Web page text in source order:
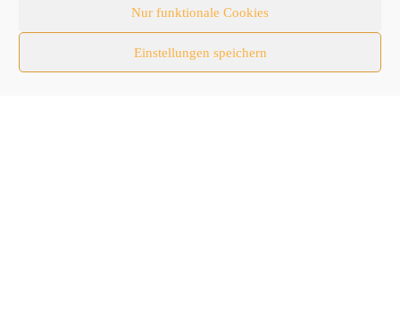
Nur funktionale Cookies
Einstellungen speichern
Nutzfahrzeuge
RATL 2025 | RecyclingAKTIV & TiefbauLIVE